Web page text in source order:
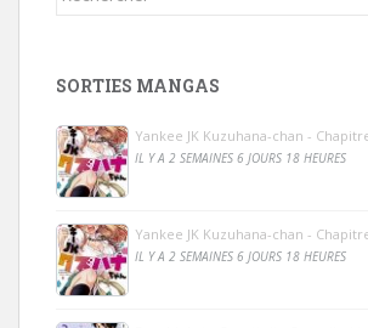
SORTIES MANGAS
Yankee JK Kuzuhana-chan -
IL Y A 2 SEMAINES 6 JOURS 18 HEURES
Yankee JK Kuzuhana-chan -
IL Y A 2 SEMAINES 6 JOURS 18 HEURES